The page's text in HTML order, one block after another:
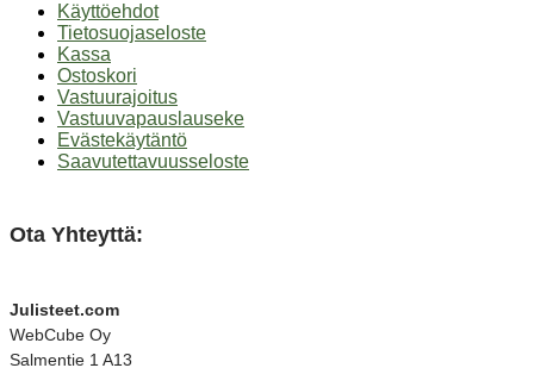
Käyttöehdot
Tietosuojaseloste
Kassa
Ostoskori
Vastuurajoitus
Vastuuvapauslauseke
Evästekäytäntö
Saavutettavuusseloste
Ota Yhteyttä:
Julisteet.com
WebCube Oy
Salmentie 1 A13